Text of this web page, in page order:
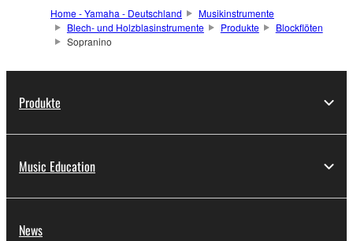
Home - Yamaha - Deutschland
Musikinstrumente
Blech- und Holzblasinstrumente
Produkte
Blockflöten
Sopranino
Produkte
Music Education
News